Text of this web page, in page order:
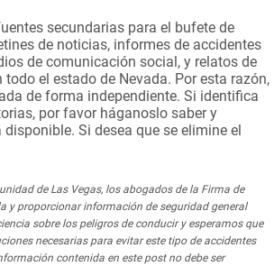
secundarias para el bufete de
de noticias, informes de accidentes
de comunicación social, y relatos de
el estado de Nevada. Por esta razón,
de forma independiente. Si identifica
por favor háganoslo saber y
Si desea que se elimine el
de Las Vegas, los abogados de la Firma de
y proporcionar información de seguridad general
sobre los peligros de conducir y esperamos que
necesarias para evitar este tipo de accidentes
contenida en este post no debe ser